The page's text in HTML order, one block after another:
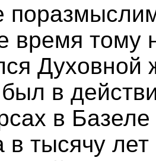
время тому
Духовной
в
в
в тысячу